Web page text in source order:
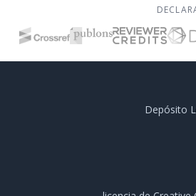
Depósito